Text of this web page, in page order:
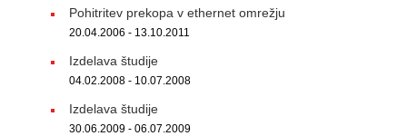
Pohitritev prekopa v ethernet omrežju
20.04.2006 - 13.10.2011
Izdelava študije
04.02.2008 - 10.07.2008
Izdelava študije
30.06.2009 - 06.07.2009